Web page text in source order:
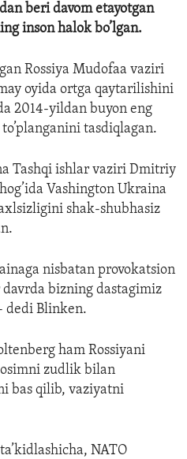
beri davom etayotgan
inson halok bo’lgan.
Rossiya Mudofaa vaziri
oyida ortga qaytarilishini
2014-yildan buyon eng
tasdiqlagan.
Tashqi ishlar vaziri Dmitriy
Vashington Ukraina
shak-shubhasiz
nisbatan provokatsion
bizning dastagimiz
dedi Blinken.
ham Rossiyani
zudlik bilan
bas qilib, vaziyatni
NATO